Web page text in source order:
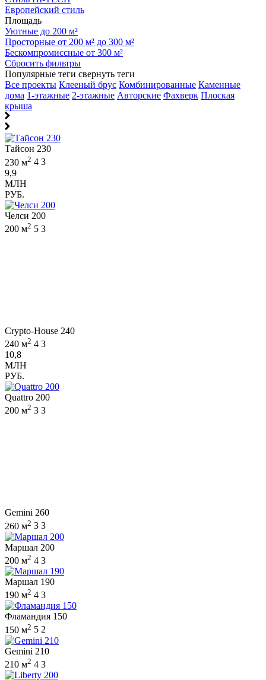
Европейский стиль
Площадь
Уютные до 200 м²
Просторные от 200 м² до 300 м²
Бескомпромиссные от 300 м²
Сбросить фильтры
Популярные теги свернуть теги
Все проекты Клееный брус Комбинированные Каменные
дома 1-этажные 2-этажные Авторские Фахверк Плоская
крыша
Тайсон 230
230 м2 4 3
9,9
МЛН
РУБ.
Челси 200
200 м2 5 3
Crypto-House 240
240 м2 4 3
10,8
МЛН
РУБ.
Quattro 200
200 м2 3 3
Gemini 260
260 м2 3 3
Маршал 200
200 м2 4 3
Маршал 190
190 м2 4 3
Фламандия 150
150 м2 5 2
Gemini 210
210 м2 4 3